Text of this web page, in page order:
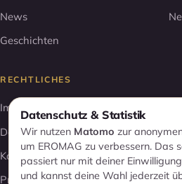
News
Geschichten
RECHTLICHES
Impressum
Datenschutz
Kontakt
Profil entfernen
Datenschutz & Statistik
Wir nutzen Matomo zur
um EROMAG zu verbessern. Das
passiert nur mit deiner
und kannst deine Wahl jederzeit